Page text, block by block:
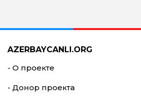
AZERBAYCANLI.ORG
- О проекте
- Донор проекта